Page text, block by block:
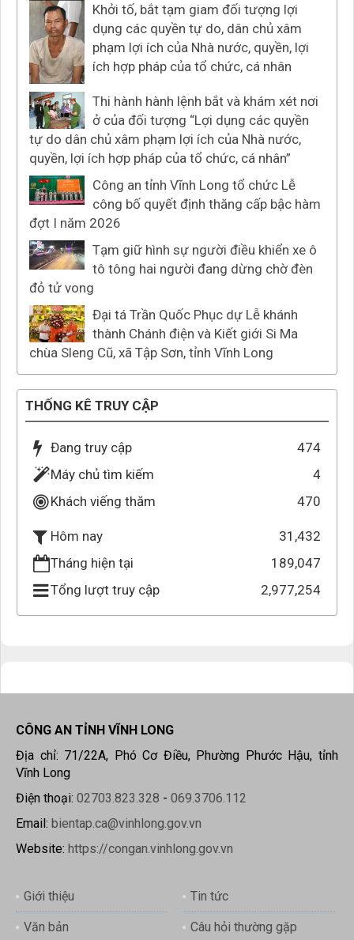
Khởi tố, bắt tạm giam đối tượng lợi
dụng các quyền tự do, dân chủ xâm
phạm lợi ích của Nhà nước, quyền, lợi
ích hợp pháp của tổ chức, cá nhân
Thi hành hành lệnh bắt và khám xét nơi
ở của đối tượng “Lợi dụng các quyền
tự do dân chủ xâm phạm lợi ích của Nhà nước,
quyền, lợi ích hợp pháp của tổ chức, cá nhân”
Công an tỉnh Vĩnh Long tổ chức Lễ
công bố quyết định thăng cấp bậc hàm
đợt I năm 2026
Tạm giữ hình sự người điều khiển xe ô
tô tông hai người đang dừng chờ đèn
đỏ tử vong
Đại tá Trần Quốc Phục dự Lễ khánh
thành Chánh điện và Kiết giới Si Ma
chùa Sleng Cũ, xã Tập Sơn, tỉnh Vĩnh Long
THỐNG KÊ TRUY CẬP
Đang truy cập
474
Máy chủ tìm kiếm
4
Khách viếng thăm
470
Hôm nay
31,432
Tháng hiện tại
189,047
Tổng lượt truy cập
2,977,254
CÔNG AN TỈNH VĨNH LONG
Địa chỉ: 71/22A, Phó Cơ Điều, Phường Phước Hậu, tỉnh
Vĩnh Long
Điện thoại: 02703.823.328 - 069.3706.112
Email: bientap.ca@vinhlong.gov.vn
Website: https://congan.vinhlong.gov.vn
Giới thiệu Tin tức
Văn bản Câu hỏi thường gặp